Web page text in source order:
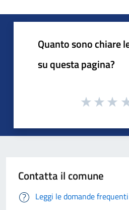
Quanto sono chiare
su questa pagina?
Contatta il comune
Leggi le domande frequenti